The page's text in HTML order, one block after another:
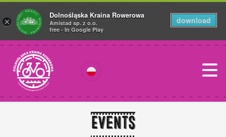
Events
×
Dolnośląska Kraina Rowerowa
Amistad sp. z o.o.
free - In Google Play
download